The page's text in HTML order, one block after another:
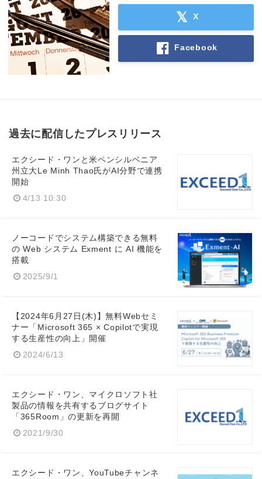
X
Facebook
過去に配信したプレスリリース
エクシード・ワンと米ペンシルベニア
州立大Le Minh Thao氏がAI分野で連携
開始
4/13 10:30
ノーコードでシステム構築できる無料
の Web システム Exment に AI 機能を
搭載
2025/9/1
【2024年6月27日(木)】無料Webセミ
ナー「Microsoft 365 × Copilotで実現
する生産性の向上」開催
2024/6/13
エクシード・ワン、マイクロソフト社
製品の情報を共有するブログサイト
「365Room」の更新を再開
2021/9/30
エクシード・ワン、YouTubeチャンネ